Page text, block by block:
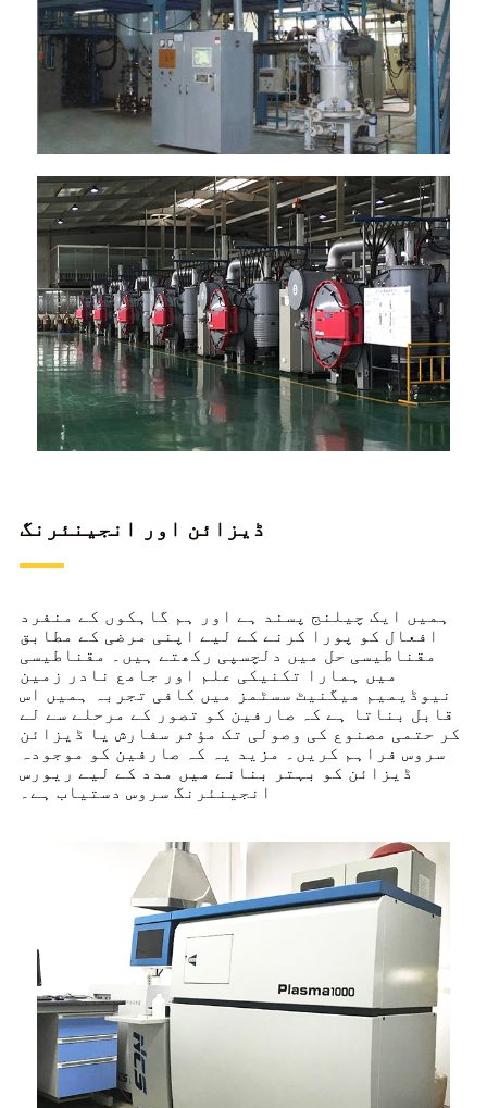
ڈیزائن اور انجینئرنگ
ہمیں ایک چیلنج پسند ہے اور ہم گاہکوں کے منفرد
افعال کو پورا کرنے کے لیے اپنی مرضی کے مطابق
مقناطیسی حل میں دلچسپی رکھتے ہیں۔ مقناطیسی
میں ہمارا تکنیکی علم اور جامع نادر زمین
نیوڈیمیم میگنیٹ سسٹمز میں کافی تجربہ ہمیں اس
قابل بناتا ہے کہ صارفین کو تصور کے مرحلے سے لے
کر حتمی مصنوع کی وصولی تک مؤثر سفارش یا ڈیزائن
سروس فراہم کریں۔ مزید یہ کہ صارفین کو موجودہ
ڈیزائن کو بہتر بنانے میں مدد کے لیے ریورس
انجینئرنگ سروس دستیاب ہے۔